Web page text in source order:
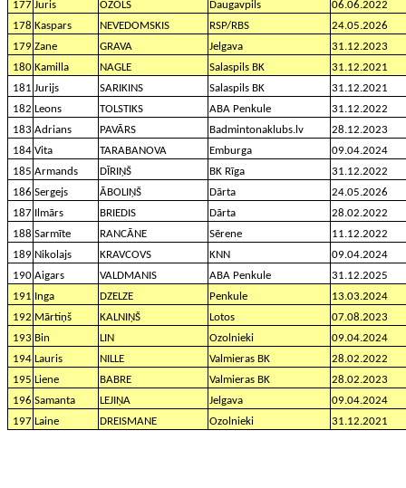
177 Juris OZOLS Daugavpils
06.06.2022
178 Kaspars NEVEDOMSKIS RSP/RBS
24.05.2026
179 Zane GRAVA Jelgava
31.12.2023
180 Kamilla NAGLE Salaspils BK
31.12.2021
181 Jurijs SARIKINS Salaspils BK
31.12.2021
182 Leons TOLSTIKS ABA Penkule
31.12.2022
183 Adrians PAVĀRS Badmintonaklubs.lv
28.12.2023
184 Vita TARABANOVA Emburga
09.04.2024
185 Armands DĪRIŅŠ BK Rīga
31.12.2022
186 Sergejs ĀBOLIŅŠ Dārta
24.05.2026
187 Ilmārs BRIEDIS Dārta
28.02.2022
188 Sarmīte RANCĀNE Sērene
11.12.2022
189 Nikolajs KRAVCOVS KNN
09.04.2024
190 Aigars VALDMANIS ABA Penkule
31.12.2025
191 Inga DZELZE Penkule
13.03.2024
192 Mārtiņš KALNIŅŠ Lotos
07.08.2023
193 Bin LIN Ozolnieki
09.04.2024
194 Lauris NILLE Valmieras BK
28.02.2022
195 Liene BABRE Valmieras BK
28.02.2023
196 Samanta LEJIŅA Jelgava
09.04.2024
197 Laine DREISMANE Ozolnieki 31.12.2021